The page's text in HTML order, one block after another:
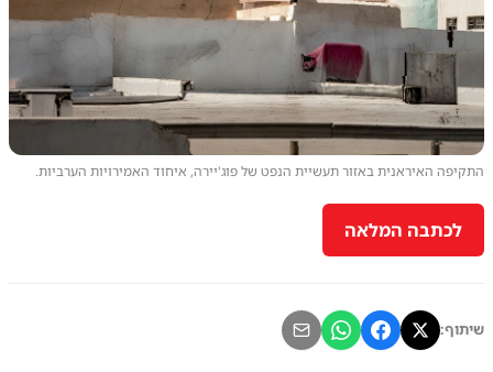
התקיפה האיראנית באזור תעשיית הנפט של פוג'יירה, איחוד האמירויות הערביות.
לכתבה המלאה
שיתוף: